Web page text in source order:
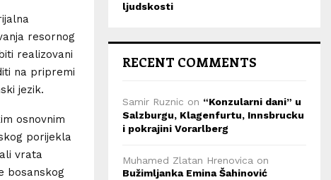
resornog
realizovani
na pripremi
jezik.
osnovnim
porijekla
vrata
bosanskog
ljudskosti
RECENT COMMENTS
Samir Ruznic on “Konzularni dani” u
Salzburgu, Klagenfurtu, Innsbrucku
i pokrajini Vorarlberg
Muhamed Zlatan Hrenovica on
Bužimljanka Emina Šahinović